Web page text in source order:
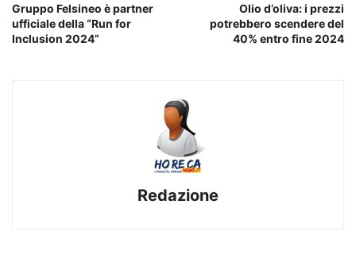
Gruppo Felsineo è partner
ufficiale della “Run for
Inclusion 2024”
Olio d’oliva: i prezzi
potrebbero scendere del
40% entro fine 2024
Redazione